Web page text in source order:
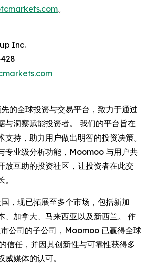
。
Inc.
的全球投资与交易平台，致力于通过
与洞察赋能投资者。 我们的平台旨在
支持，助力用户做出明智的投资决策。
专业级分析功能，Moomoo 与用户共
放互助的投资社区，让投资者在此交
，现已拓展至多个市场，包括新加
、加拿大、马来西亚以及新西兰。 作
公司的子公司，Moomoo 已赢得全球
信任，并因其创新性与可靠性获得多
媒体的认可。